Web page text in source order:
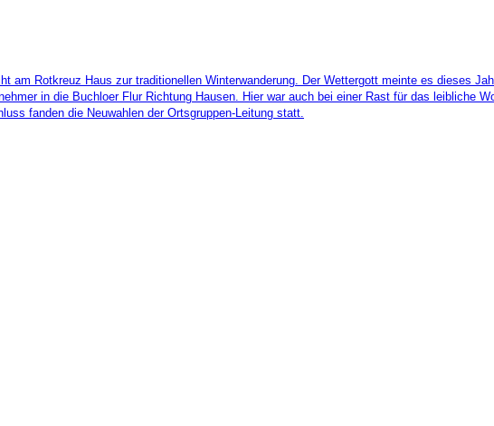
am Rotkreuz Haus zur traditionellen Winterwanderung. Der Wettergott meinte es dieses
in die Buchloer Flur Richtung Hausen. Hier war auch bei einer Rast für das leibliche
fanden die Neuwahlen der Ortsgruppen-Leitung statt.